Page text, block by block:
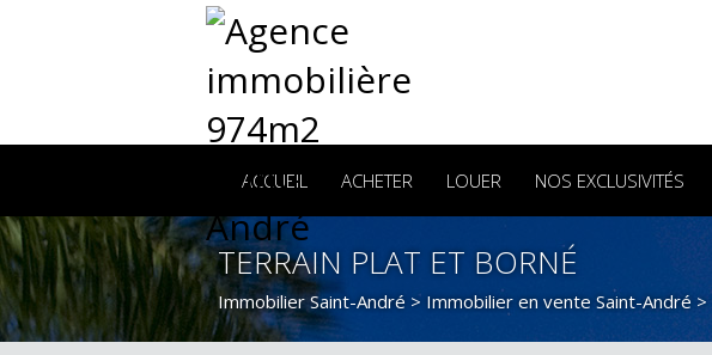
ACCUEIL ACHETER LOUER NOS EXCLUSIVITÉS
TERRAIN PLAT ET BORNÉ
Immobilier Saint-André > Immobilier en vente Saint-André >